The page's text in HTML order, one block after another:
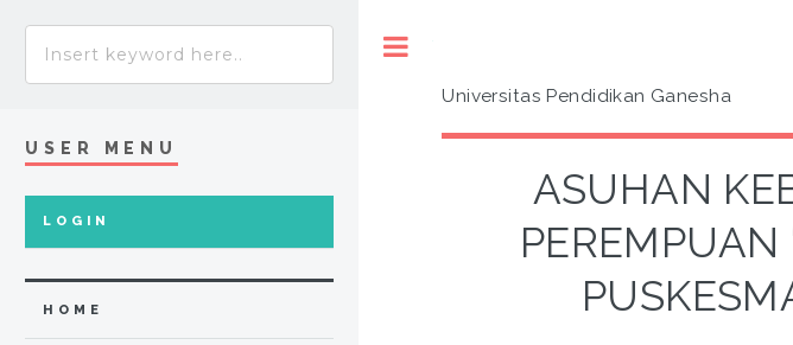
Universitas Pendidikan Ganesha
ASUHAN
PEREMPUAN
USER MENU
LOGIN
HOME